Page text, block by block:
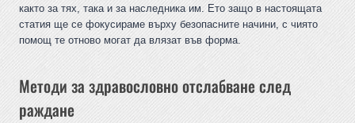
както за тях, така и за наследника им. Ето защо в настоящата
статия ще се фокусираме върху безопасните начини, с чиято
помощ те отново могат да влязат във форма.
Методи за здравословно отслабване след
раждане